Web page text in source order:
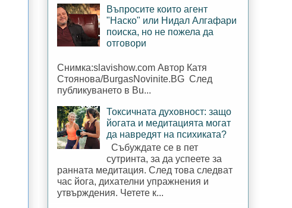
Въпросите които агент
"Наско" или Нидал Алгафари
поиска, но не пожела да
отговори
Снимка:slavishow.com Автор Катя
Стоянова/BurgasNovinite.BG След
публикуването в Bu...
Токсичната духовност: защо
йогата и медитацията могат
да навредят на психиката?
Събуждате се в пет
сутринта, за да успеете за
ранната медитация. След това следват
час йога, дихателни упражнения и
утвърждения. Четете к...